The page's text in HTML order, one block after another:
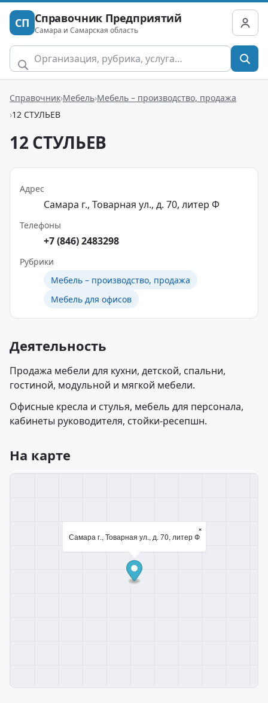
СП Справочник Предприятий
Самара и Самарская область
Справочник Мебель Мебель – производство, продажа
12 СТУЛЬЕВ
12 СТУЛЬЕВ
Адрес
Самара г., Товарная ул., д. 70, литер Ф
Телефоны
+7 (846) 2483298
Рубрики
Мебель – производство, продажа
Мебель для офисов
Деятельность
Продажа мебели для кухни, детской, спальни,
гостиной, модульной и мягкой мебели.
Офисные кресла и стулья, мебель для персонала,
кабинеты руководителя, стойки-ресепшн.
На карте
Самара г., Товарная ул., д. 70, литер Ф
×